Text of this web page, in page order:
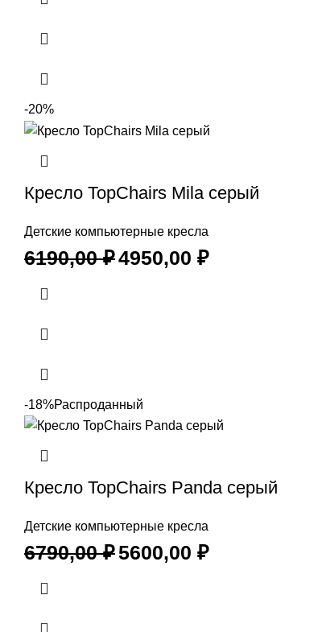
-20%
Кресло TopChairs Mila серый
Детские компьютерные кресла
6190,00₽4950,00 ₽
-18%Распроданный
Кресло TopChairs Panda серый
Детские компьютерные кресла
6790,00₽5600,00 ₽